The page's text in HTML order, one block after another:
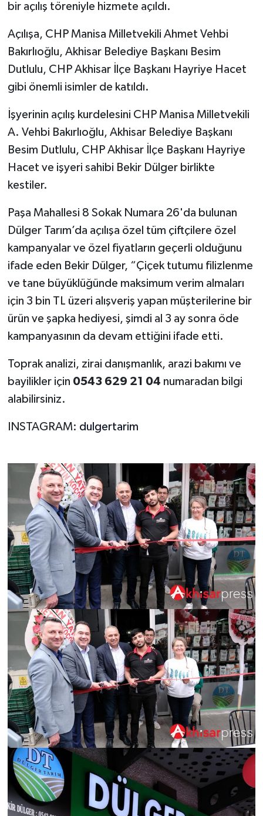
bir açılış töreniyle hizmete açıldı.
Açılışa, CHP Manisa Milletvekili Ahmet Vehbi
Bakırlıoğlu, Akhisar Belediye Başkanı Besim
Dutlulu, CHP Akhisar İlçe Başkanı Hayriye Hacet
gibi önemli isimler de katıldı.
İşyerinin açılış kurdelesini CHP Manisa Milletvekili
A. Vehbi Bakırlıoğlu, Akhisar Belediye Başkanı
Besim Dutlulu, CHP Akhisar İlçe Başkanı Hayriye
Hacet ve işyeri sahibi Bekir Dülger birlikte
kestiler.
Paşa Mahallesi 8 Sokak Numara 26'da bulunan
Dülger Tarım’da açılışa özel tüm çiftçilere özel
kampanyalar ve özel fiyatların geçerli olduğunu
ifade eden Bekir Dülger, “Çiçek tutumu filizlenme
ve tane büyüklüğünde maksimum verim almaları
için 3 bin TL üzeri alışveriş yapan müşterilerine bir
ürün ve şapka hediyesi, şimdi al 3 ay sonra öde
kampanyasının da devam ettiğini ifade etti.
Toprak analizi, zirai danışmanlık, arazi bakımı ve
bayilikler için 0543 629 21 04 numaradan bilgi
alabilirsiniz.
INSTAGRAM: dulgertarim
Yerel Haber
Akhisar Emlak
Ülke